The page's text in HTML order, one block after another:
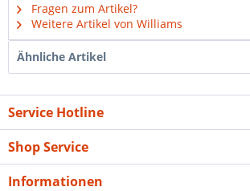
Fragen zum Artikel?
Weitere Artikel von Williams
Ähnliche Artikel
Service Hotline
Shop Service
Informationen